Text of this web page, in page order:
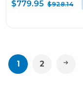
144hz c6k
$779.95 $928.14
1 2